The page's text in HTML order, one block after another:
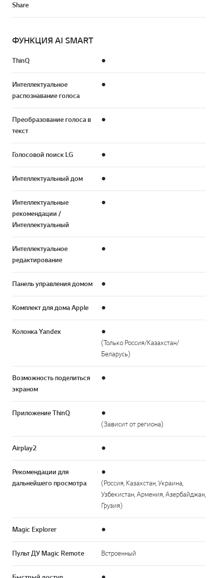
Share
ФУНКЦИЯ AI SMART
ThinQ ●
Интеллектуальное
распознавание голоса
●
Преобразование голоса в
текст
●
Голосовой поиск LG ●
Интеллектуальный дом ●
Интеллектуальные
рекомендации /
Интеллектуальный
●
Интеллектуальное
редактирование
●
Панель управления домом ●
Комплект для дома Apple ●
Колонка Yandex
●
(Только Россия/Казахстан/
Беларусь)
Возможность поделиться
экраном
●
Приложение ThinQ
●
(Зависит от региона)
Airplay2 ●
Рекомендации для
дальнейшего просмотра
●
(Россия, Казахстан, Украина,
Узбекистан, Армения, Азербайджан,
Грузия)
Magic Explorer ●
Пульт ДУ Magic Remote Встроенный